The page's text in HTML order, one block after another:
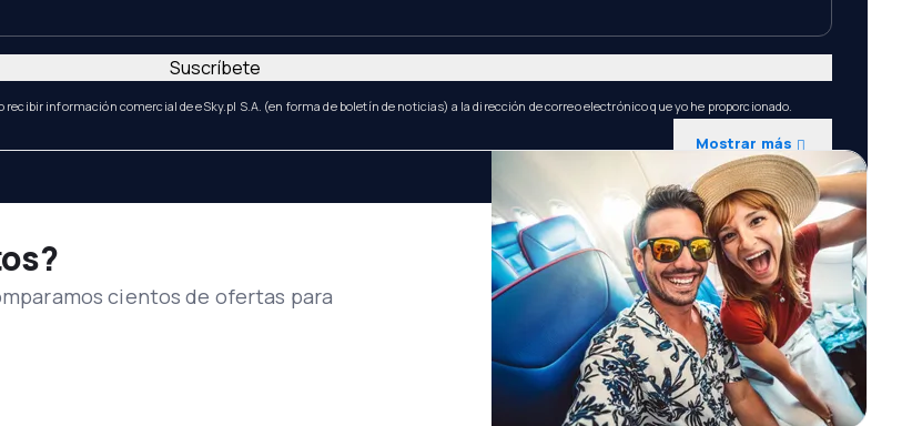
recibir información comercial de eSky.pl S.A. (en forma de boletín de noticias) a la dirección de correo electrónico que yo he proporcionado.
Mostrar más
Suscríbete
cientos de ofertas para